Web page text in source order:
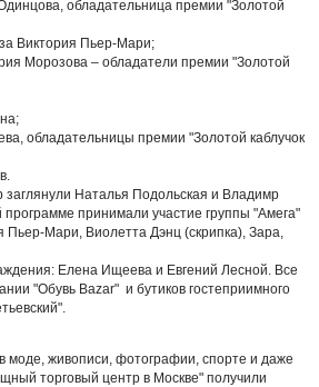
обладательница премии "Золотой
Виктория Пьер-Мари;
Морозова – обладатели премии "Золотой
обладательницы премии "Золотой каблучок
заглянули Наталья Подольская и Владимр
программе принимали участие группы "Амега"
Пьер-Мари, Виолетта Дэнц (скрипка), Зара,
Елена Ищеева и Евгений Лесной. Все
"Обувь Bazar" и бутиков гостеприимного
моде, живописи, фотографии, спорте и даже
торговый центр в Москве" получили